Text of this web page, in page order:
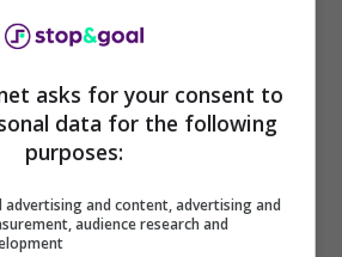
perAmrabat
il Milanma la sua
i rossoneri a puntare su
è facile convincere la
centrocampista che, nelle
una proposta anche
asks for your consent to
data for the following
purposes:
advertising and content, advertising and
audience research and